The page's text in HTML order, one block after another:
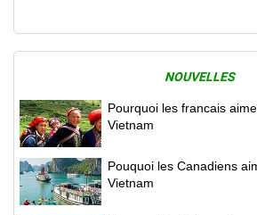
NOUVELLES
Pourquoi les francais
Vietnam
Pouquoi les Canadiens
Vietnam